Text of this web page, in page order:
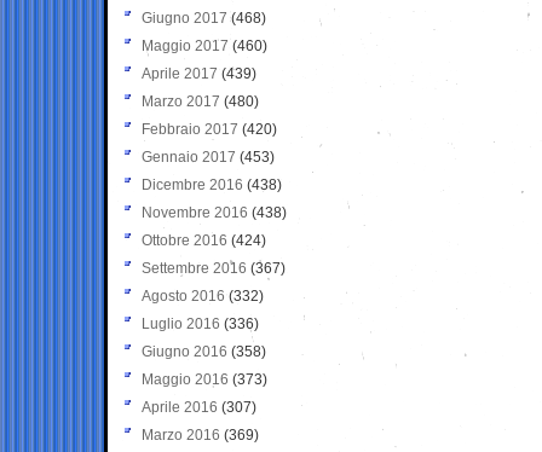
Giugno 2017 (468)
Maggio 2017 (460)
Aprile 2017 (439)
Marzo 2017 (480)
Febbraio 2017 (420)
Gennaio 2017 (453)
Dicembre 2016 (438)
Novembre 2016 (438)
Ottobre 2016 (424)
Settembre 2016 (367)
Agosto 2016 (332)
Luglio 2016 (336)
Giugno 2016 (358)
Maggio 2016 (373)
Aprile 2016 (307)
Marzo 2016 (369)